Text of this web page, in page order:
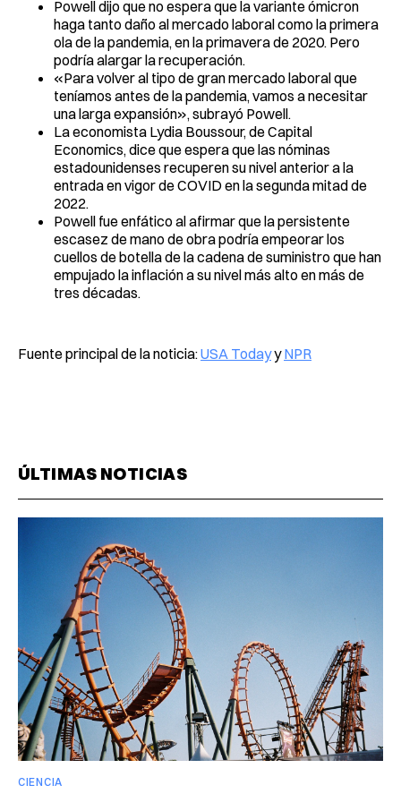
Powell dijo que no espera que la variante ómicron
haga tanto daño al mercado laboral como la primera
ola de la pandemia, en la primavera de 2020. Pero
podría alargar la recuperación.
«Para volver al tipo de gran mercado laboral que
teníamos antes de la pandemia, vamos a necesitar
una larga expansión», subrayó Powell.
La economista Lydia Boussour, de Capital
Economics, dice que espera que las nóminas
estadounidenses recuperen su nivel anterior a la
entrada en vigor de COVID en la segunda mitad de
2022.
Powell fue enfático al afirmar que la persistente
escasez de mano de obra podría empeorar los
cuellos de botella de la cadena de suministro que han
empujado la inflación a su nivel más alto en más de
tres décadas.
Fuente principal de la noticia:USA TodayyNPR
ÚLTIMAS NOTICIAS
CIENCIA